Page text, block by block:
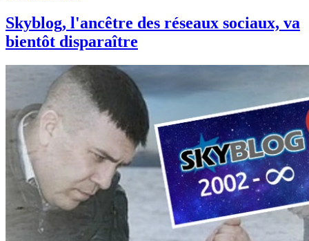
Skyblog, l'ancêtre des réseaux sociaux, va
bientôt disparaître